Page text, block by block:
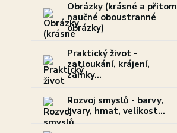
Obrázky (krásné a přitom
naučné oboustranné
obrázky)
Praktický život -
zatloukání, krájení,
zámky...
Rozvoj smyslů - barvy,
tvary, hmat, velikost...